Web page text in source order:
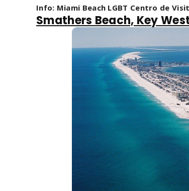
Info: Miami Beach LGBT Centro de
Smathers Beach, Key